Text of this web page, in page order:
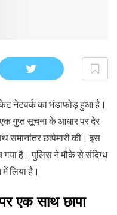
नेटवर्क का भंडाफोड़ हुआ है।
गुप्त सूचना के आधार पर देर
समानांतर छापेमारी की। इस
गया है। पुलिस ने मौके से संदिग्ध
में लिया है।
एक साथ छापा